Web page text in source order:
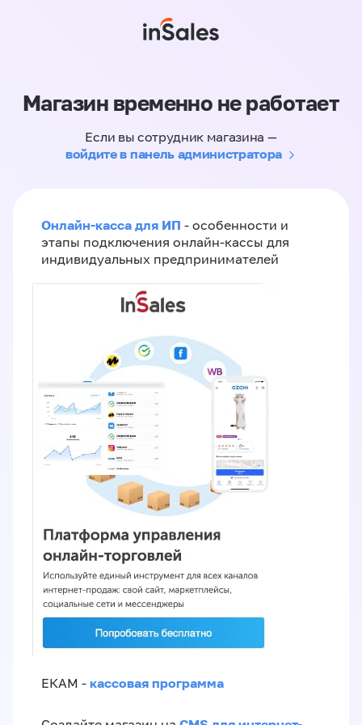
Магазин временно не работает
Если вы сотрудник магазина —
войдите в панель администратора
Онлайн-касса для ИП - особенности и
этапы подключения онлайн-кассы для
индивидуальных предпринимателей
ЕКАМ - кассовая программа